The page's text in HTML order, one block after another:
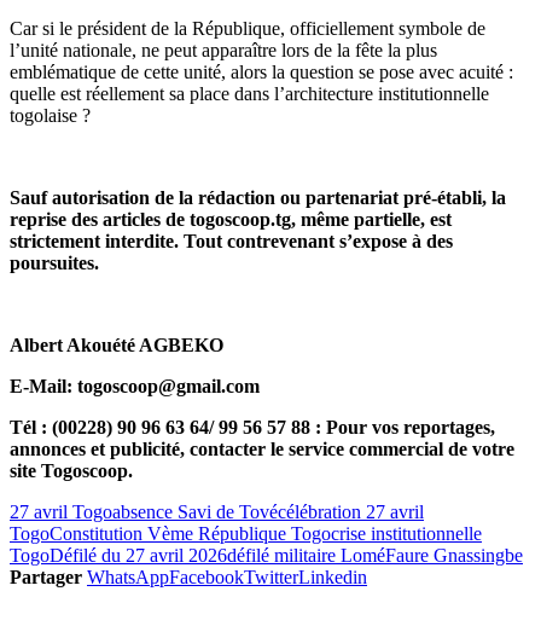
Car si le président de la République, officiellement symbole de
l’unité nationale, ne peut apparaître lors de la fête la plus
emblématique de cette unité, alors la question se pose avec acuité :
quelle est réellement sa place dans l’architecture institutionnelle
togolaise ?
Sauf autorisation de la rédaction ou partenariat pré-établi, la
reprise des articles de togoscoop.tg, même partielle, est
strictement interdite. Tout contrevenant s’expose à des
poursuites.
Albert Akouété AGBEKO
E-Mail: togoscoop@gmail.com
Tél : (00228) 90 96 63 64/ 99 56 57 88 : Pour vos reportages,
annonces et publicité, contacter le service commercial de votre
site Togoscoop.
27 avril Togoabsence Savi de Tovécélébration 27 avril
TogoConstitution Vème République Togocrise institutionnelle
TogoDéfilé du 27 avril 2026défilé militaire LoméFaure Gnassingbe
Partager WhatsAppFacebookTwitterLinkedin